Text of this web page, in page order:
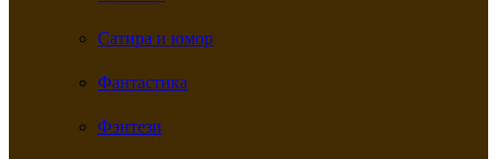
Сатира и юмор
Фантастика
Фэнтези